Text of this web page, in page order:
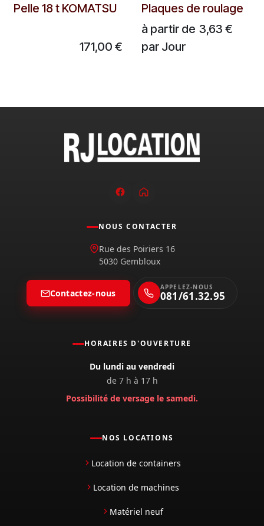
A partir de
Pelle 18 t KOMATSU
171,00 €
Plaques de roulage
à partir de 3,63 €
par Jour
NOS LOCATIONS
Location de containers
Location de machines
Matériel neuf
HORAIRES D'OUVERTURE
Du lundi au vendredi
de 7 h à 17 h
Possibilité de versage le samedi.
NOUS CONTACTER
Rue des Poiriers 16
5030 Gembloux
Contactez-nous
APPELEZ-NOUS
081/61.32.95